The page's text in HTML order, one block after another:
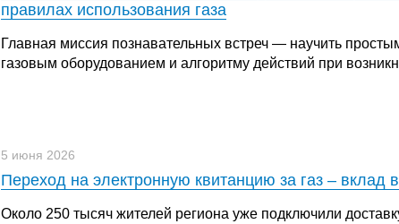
правилах использования газа
Главная миссия познавательных встреч — научить
газовым оборудованием и алгоритму действий при
5 июня 2026
Переход на электронную квитанцию за газ – вклад
Около 250 тысяч жителей региона уже подключили